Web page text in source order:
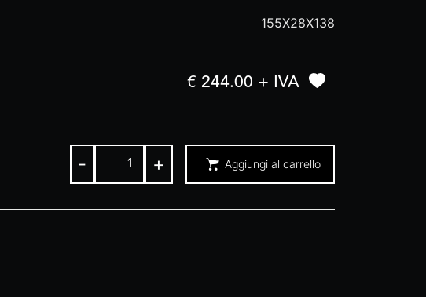
155X28X138
€ 244.00 + IVA
- + Aggiungi al carrello